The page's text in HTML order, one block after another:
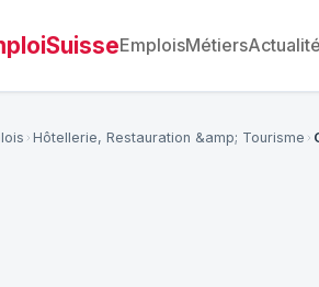
EmploisMétiers
Hôtellerie, Restauration &amp; Tourisme